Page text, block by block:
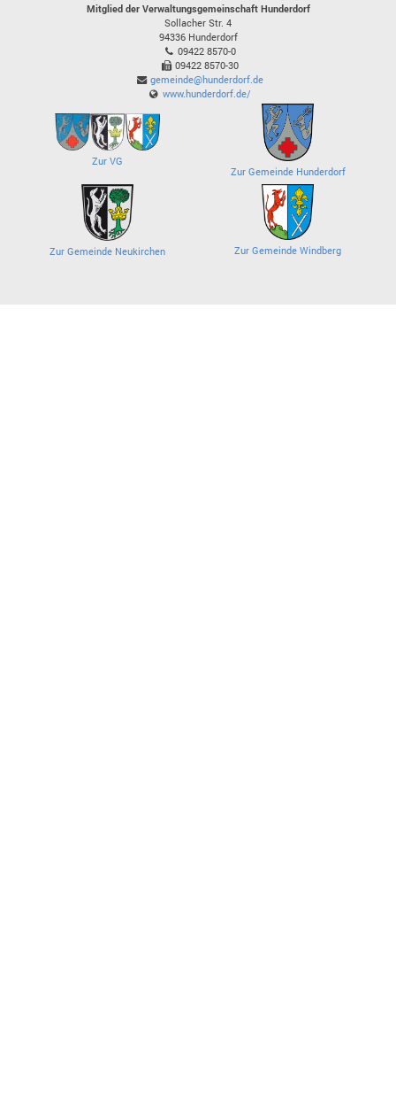
Mitglied der Verwaltungsgemeinschaft Hunderdorf
Sollacher Str. 4
94336 Hunderdorf
09422 8570-0
09422 8570-30
gemeinde@hunderdorf.de
www.hunderdorf.de/
Zur VG
Zur Gemeinde Hunderdorf
Zur Gemeinde Neukirchen Zur Gemeinde Windberg